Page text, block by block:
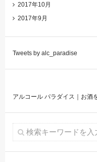
2017年10月
2017年9月
Tweets by alc_paradise
アルコール パラダイス｜お酒